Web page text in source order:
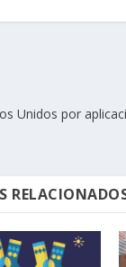
Unidos por